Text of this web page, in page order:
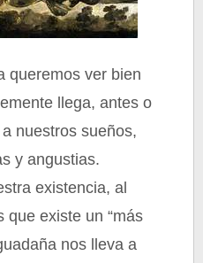
queremos ver bien
llega, antes o
nuestros sueños,
y angustias.
existencia, al
que existe un “más
nos lleva a